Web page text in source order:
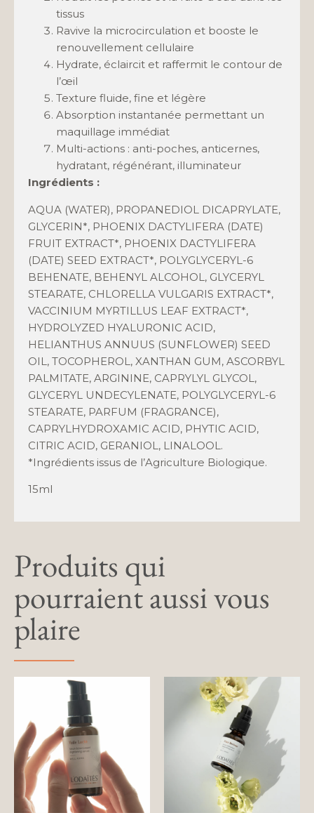
tissus
Ravive la microcirculation et booste le
renouvellement cellulaire
Hydrate, éclaircit et raffermit le contour de
l’œil
Texture fluide, fine et légère
Absorption instantanée permettant un
maquillage immédiat
Multi-actions : anti-poches, anticernes,
hydratant, régénérant, illuminateur
Ingrédients :
AQUA (WATER), PROPANEDIOL DICAPRYLATE,
GLYCERIN*, PHOENIX DACTYLIFERA (DATE)
FRUIT EXTRACT*, PHOENIX DACTYLIFERA
(DATE) SEED EXTRACT*, POLYGLYCERYL-6
BEHENATE, BEHENYL ALCOHOL, GLYCERYL
STEARATE, CHLORELLA VULGARIS EXTRACT*,
VACCINIUM MYRTILLUS LEAF EXTRACT*,
HYDROLYZED HYALURONIC ACID,
HELIANTHUS ANNUUS (SUNFLOWER) SEED
OIL, TOCOPHEROL, XANTHAN GUM, ASCORBYL
PALMITATE, ARGININE, CAPRYLYL GLYCOL,
GLYCERYL UNDECYLENATE, POLYGLYCERYL-6
STEARATE, PARFUM (FRAGRANCE),
CAPRYLHYDROXAMIC ACID, PHYTIC ACID,
CITRIC ACID, GERANIOL, LINALOOL.
*Ingrédients issus de l’Agriculture Biologique.
15ml
Produits qui
pourraient aussi vous
plaire